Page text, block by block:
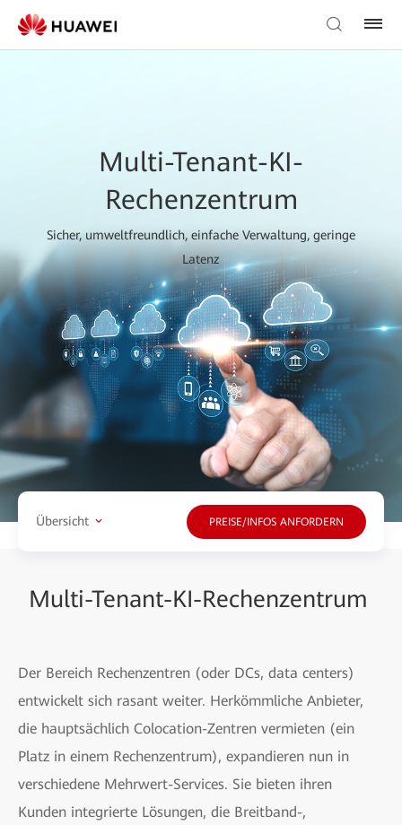
Multi-Tenant-KI-
Rechenzentrum
Sicher, umweltfreundlich, einfache Verwaltung, geringe
Latenz
Übersicht PREISE/INFOS ANFORDERN
Multi-Tenant-KI-Rechenzentrum
Der Bereich Rechenzentren (oder DCs, data centers)
entwickelt sich rasant weiter. Herkömmliche Anbieter,
die hauptsächlich Colocation-Zentren vermieten (ein
Platz in einem Rechenzentrum), expandieren nun in
verschiedene Mehrwert-Services. Sie bieten ihren
Kunden integrierte Lösungen, die Breitband-,